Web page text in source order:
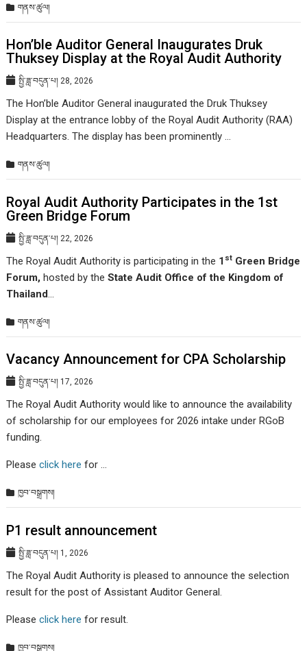
གནས་ཚུལ།
Hon’ble Auditor General Inaugurates Druk
Thuksey Display at the Royal Audit Authority
སྤྱི་ཟླ་བདུན་པ། 28, 2026
The Hon’ble Auditor General inaugurated the Druk Thuksey
Display at the entrance lobby of the Royal Audit Authority (RAA)
Headquarters. The display has been prominently …
གནས་ཚུལ།
Royal Audit Authority Participates in the 1st
Green Bridge Forum
སྤྱི་ཟླ་བདུན་པ། 22, 2026
The Royal Audit Authority is participating in the 1 st Green Bridge
Forum, hosted by theState Audit Office of the Kingdom of
Thailand…
གནས་ཚུལ།
Vacancy Announcement for CPA Scholarship
སྤྱི་ཟླ་བདུན་པ། 17, 2026
The Royal Audit Authority would like to announce the availability
of scholarship for our employees for 2026 intake under RGoB
funding.
Pleaseclick here for …
ཁྱབ་བསྒྲགས།
P1 result announcement
སྤྱི་ཟླ་བདུན་པ། 1, 2026
The Royal Audit Authority is pleased to announce the selection
result for the post of Assistant Auditor General.
Pleaseclick here for result.
ཁྱབ་བསྒྲགས།